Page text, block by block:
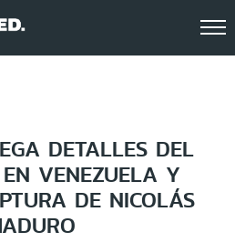
DETALLES DEL
VENEZUELA Y
DE NICOLÁS